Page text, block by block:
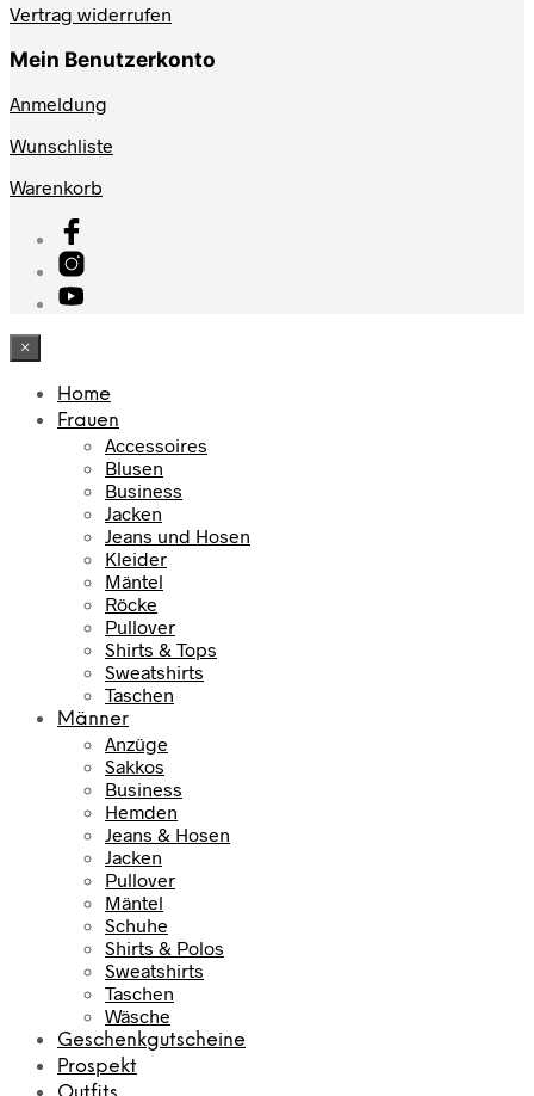
Vertrag widerrufen
Mein Benutzerkonto
Anmeldung
Wunschliste
Warenkorb
×
Home
Frauen
Accessoires
Blusen
Business
Jacken
Jeans und Hosen
Kleider
Mäntel
Röcke
Pullover
Shirts & Tops
Sweatshirts
Taschen
Männer
Anzüge
Sakkos
Business
Hemden
Jeans & Hosen
Jacken
Pullover
Mäntel
Schuhe
Shirts & Polos
Sweatshirts
Taschen
Wäsche
Geschenkgutscheine
Prospekt